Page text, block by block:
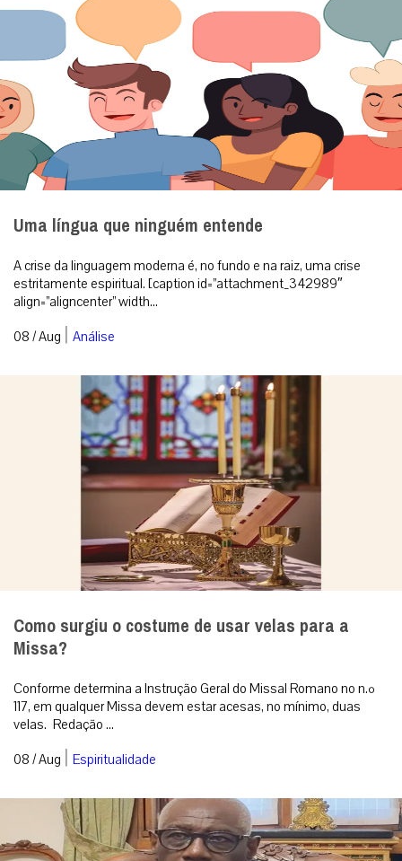
Uma língua que ninguém entende
A crise da linguagem moderna é, no fundo e na raiz, uma crise
estritamente espiritual. [caption id=”attachment_342989″
align=”aligncenter” width...
08 / Aug | Análise
Como surgiu o costume de usar velas para a
Missa?
Conforme determina a Instrução Geral do Missal Romano no n.º
117, em qualquer Missa devem estar acesas, no mínimo, duas
velas. Redação ...
08 / Aug | Espiritualidade